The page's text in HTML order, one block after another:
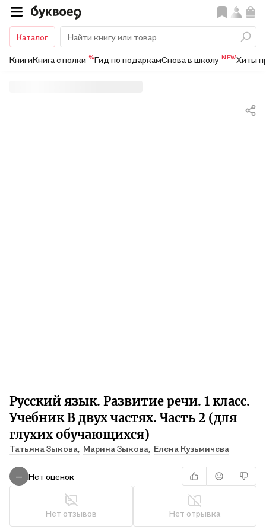
Каталог
КнигиКнига с полки %Гид по подаркамСнова в школу NEWХиты
Русский язык. Развитие речи. 1 класс.
Учебник В двух частях. Часть 2 (для
глухих обучающихся)
Татьяна Зыкова, Марина Зыкова, Елена Кузьмичева
— Нет оценок
Нет отзывов Нет отрывка